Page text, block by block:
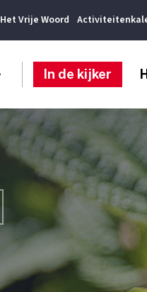
Het Vrije Woord
In de kijker